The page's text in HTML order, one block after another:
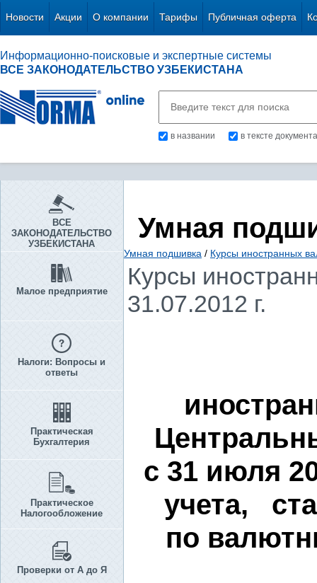
Новости Акции О компании Тарифы Публичная оферта
Информационно-поисковые и экспертные системы
ВСЕ ЗАКОНОДАТЕЛЬСТВО УЗБЕКИСТАНА
в названии в тексте документа
ВСЕ
ЗАКОНОДАТЕЛЬСТВО
УЗБЕКИСТАНА
Малое предприятие
Налоги: Вопросы и
ответы
Практическая
Бухгалтерия
Практическое
Налогообложение
Проверки от А до Я
Умная
Умная подшивка / Курсы иностранных
Курсы
31.07.2012 г.
с 31 июля
учета,
по